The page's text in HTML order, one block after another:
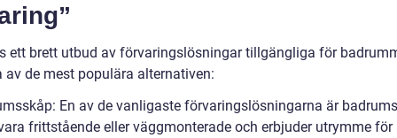
ett brett utbud av förvaringslösningar tillgängliga för
av de mest populära alternativen:
En av de vanligaste förvaringslösningarna är
frittstående eller väggmonterade och erbjuder utrymme för